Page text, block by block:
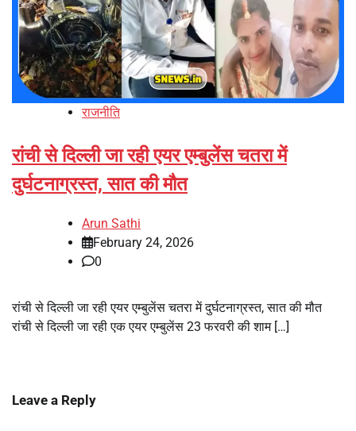
राजनीति
रांची से दिल्ली जा रही एयर एम्बुलेंस चतरा में
दुर्घटनाग्रस्त, सात की मौत
Arun Sathi
February 24, 2026
0
रांची से दिल्ली जा रही एयर एम्बुलेंस चतरा में दुर्घटनाग्रस्त, सात की मौत
रांची से दिल्ली जा रही एक एयर एम्बुलेंस 23 फरवरी की शाम […]
Leave a Reply